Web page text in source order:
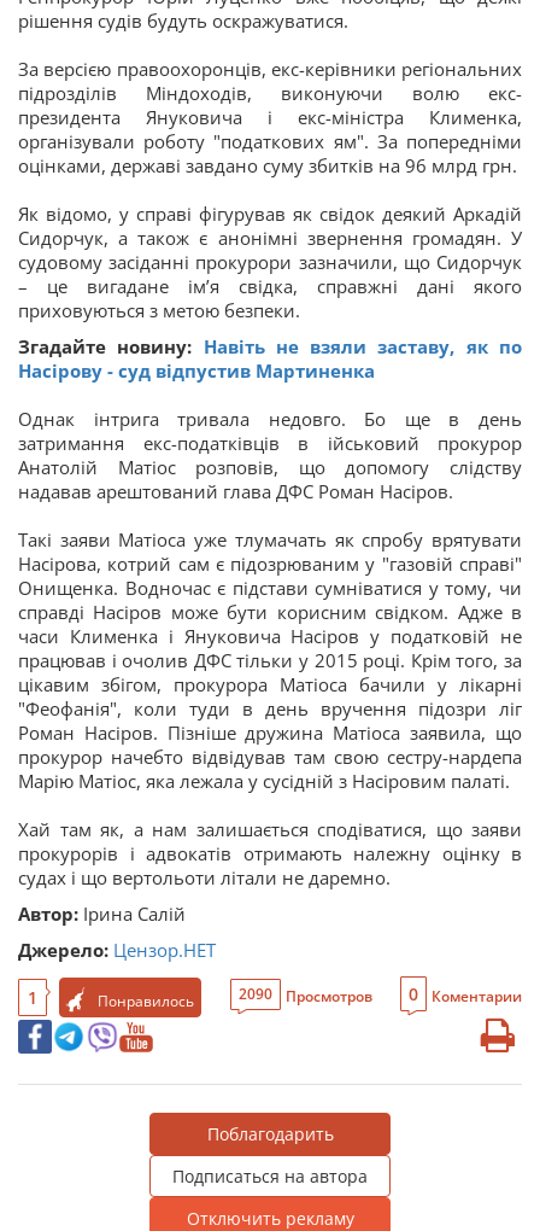
рішення судів будуть оскражуватися.
За версією правоохоронців, екс-керівники регіональних
підрозділів Міндоходів, виконуючи волю екс-
президента Януковича і екс-міністра Клименка,
організували роботу "податкових ям". За попередніми
оцінками, державі завдано суму збитків на 96 млрд грн.
Як відомо, у справі фігурував як свідок деякий Аркадій
Сидорчук, а також є анонімні звернення громадян. У
судовому засіданні прокурори зазначили, що Сидорчук
– це вигадане ім’я свідка, справжні дані якого
приховуються з метою безпеки.
Згадайте новину: Навіть не взяли заставу, як по
Насірову - суд відпустив Мартиненка
Однак інтрига тривала недовго. Бо ще в день
затримання екс-податківців в ійськовий прокурор
Анатолій Матіос розповів, що допомогу слідству
надавав арештований глава ДФС Роман Насіров.
Такі заяви Матіоса уже тлумачать як спробу врятувати
Насірова, котрий сам є підозрюваним у "газовій справі"
Онищенка. Водночас є підстави сумніватися у тому, чи
справді Насіров може бути корисним свідком. Адже в
часи Клименка і Януковича Насіров у податковій не
працював і очолив ДФС тільки у 2015 році. Крім того, за
цікавим збігом, прокурора Матіоса бачили у лікарні
"Феофанія", коли туди в день вручення підозри ліг
Роман Насіров. Пізніше дружина Матіоса заявила, що
прокурор начебто відвідував там свою сестру-нардепа
Марію Матіос, яка лежала у сусідній з Насіровим палаті.
Хай там як, а нам залишається сподіватися, що заяви
прокурорів і адвокатів отримають належну оцінку в
судах і що вертольоти літали не даремно.
Автор: Ірина Салій
Джерело: Цензор.НЕТ
1 Понравилось 2090 Просмотров 0 Коментарии
Поблагодарить
Подписаться на автора
Отключить рекламу